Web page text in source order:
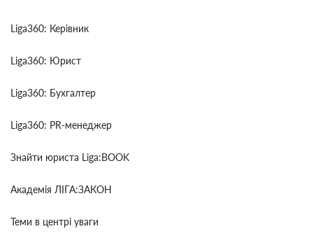
Liga360: Керівник
Liga360: Юрист
Liga360: Бухгалтер
Liga360: PR-менеджер
Знайти юриста Liga:BOOK
Академія ЛІГА:ЗАКОН
Теми в центрі уваги